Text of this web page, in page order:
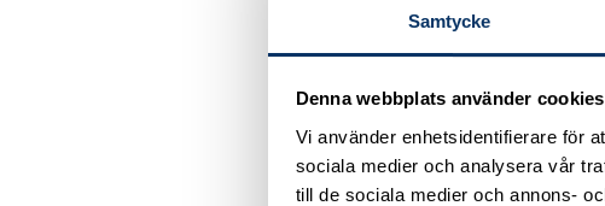
Samtycke
Denna webbplats använder cookies
Vi använder enhetsidentifierare för
sociala medier och analysera vår
till de sociala medier och annons-